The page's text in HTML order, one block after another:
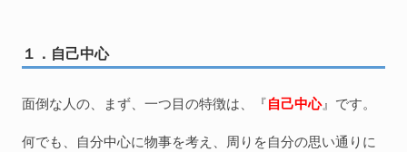
１．自己中心
面倒な人の、まず、一つ目の特徴は、『自己中心』です。
何でも、自分中心に物事を考え、周りを自分の思い通りに